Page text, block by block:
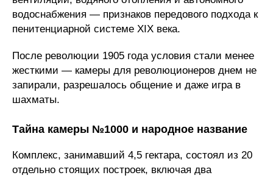
водоснабжения — признаков передового подхода к
пенитенциарной системе XIX века.
После революции 1905 года условия стали менее
жесткими — камеры для революционеров днем не
запирали, разрешалось общение и даже игра в
шахматы.
Тайна камеры №1000 и народное название
Комплекс, занимавший 4,5 гектара, состоял из 20
отдельно стоящих построек, включая два